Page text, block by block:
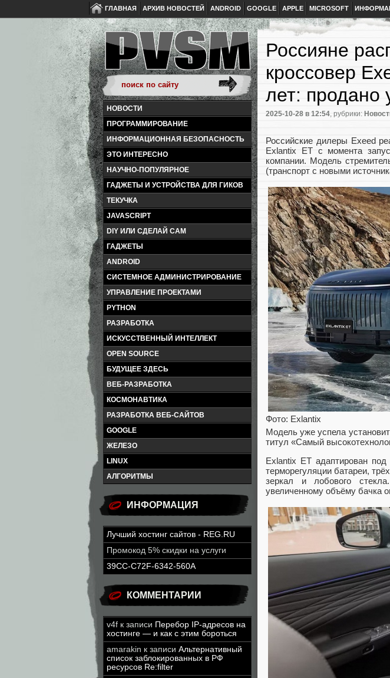
ГЛАВНАЯ АРХИВ НОВОСТЕЙ ANDROID GOOGLE APPLE MICROSOFT
НОВОСТИ
ПРОГРАММИРОВАНИЕ
ИНФОРМАЦИОННАЯ БЕЗОПАСНОСТЬ
ЭТО ИНТЕРЕСНО
НАУЧНО-ПОПУЛЯРНОЕ
ГАДЖЕТЫ И УСТРОЙСТВА ДЛЯ ГИКОВ
ТЕКУЧКА
JAVASCRIPT
DIY ИЛИ СДЕЛАЙ САМ
ГАДЖЕТЫ
ANDROID
СИСТЕМНОЕ АДМИНИСТРИРОВАНИЕ
УПРАВЛЕНИЕ ПРОЕКТАМИ
PYTHON
РАЗРАБОТКА
ИСКУССТВЕННЫЙ ИНТЕЛЛЕКТ
OPEN SOURCE
БУДУЩЕЕ ЗДЕСЬ
ВЕБ-РАЗРАБОТКА
КОСМОНАВТИКА
РАЗРАБОТКА ВЕБ-САЙТОВ
GOOGLE
ЖЕЛЕЗО
LINUX
АЛГОРИТМЫ
ИНФОРМАЦИЯ
Лучший хостинг сайтов - REG.RU
Промокод 5% скидки на услуги
39CC-C72F-6342-560A
КОММЕНТАРИИ
v4f к записи Перебор IP-адресов на
хостинге — и как с этим бороться
amarakin к записи Альтернативный
список заблокированных в РФ
ресурсов Re:filter
Россияне
кроссовер
лет:
2025-10-28 в 12:54, рубрики:
Российские дилеры Exeed
Exlantix ET с момента
компании. Модель
(транспорт с новыми
Фото: Exlantix
Модель уже успела
титул «Самый
Exlantix ET адаптирован
терморегуляции батареи,
зеркал и лобового
увеличенному объёму бачка